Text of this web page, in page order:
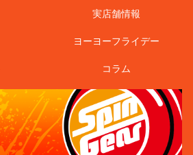
実店舗情報
ヨーヨーフライデー
コラム